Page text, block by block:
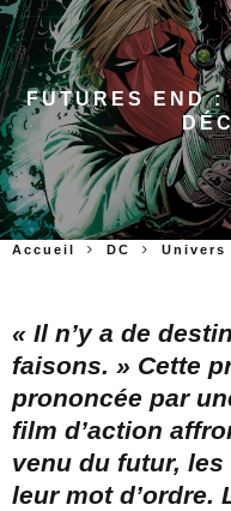
FUTURES END :
Accueil DC Univers
« Il n’y a de
faisons. » Cette
prononcée par
film d’action
venu du futur,
leur mot d’ordre.